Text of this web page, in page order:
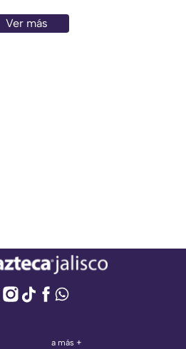
condiciones insalubres del
lugar.
Ver más
a más +